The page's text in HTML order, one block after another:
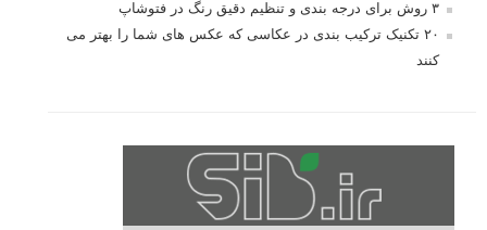
۳ روش برای درجه بندی و تنظیم دقیق رنگ در فتوشاپ
۲۰ تکنیک ترکیب بندی در عکاسی که عکس های شما را بهتر می
کنند